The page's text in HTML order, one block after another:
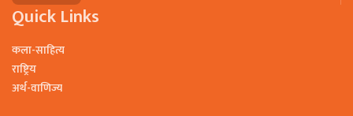
Quick Links
कला-साहित्य
राष्ट्रिय
अर्थ-वाणिज्य